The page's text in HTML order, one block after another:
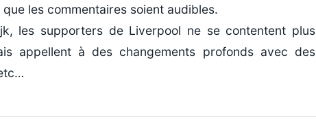
les commentaires soient audibles.
les supporters de Liverpool ne se contentent plus
appellent à des changements profonds avec des